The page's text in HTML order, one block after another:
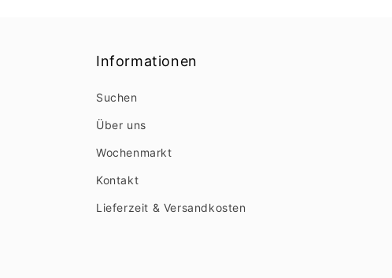
Informationen
Suchen
Über uns
Wochenmarkt
Kontakt
Lieferzeit & Versandkosten